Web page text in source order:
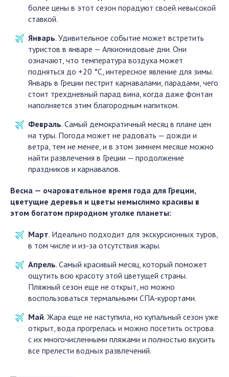
более цены в этот сезон порадуют своей невысокой
ставкой.
Январь. Удивительное событие может встретить
туристов в январе — Алкионидовые дни. Они
означают, что температура воздуха может
подняться до +20 °С, интересное явление для зимы.
Январь в Греции пестрит карнавалами, парадами, чего
стоит трехдневный парад вина, когда даже фонтан
наполняется этим благородным напитком.
Февраль. Самый демократичный месяц в плане цен
на туры. Погода может не радовать — дожди и
ветра, тем не менее, и в этом зимнем месяце можно
найти развлечения в Греции — продолжение
праздников и карнавалов.
Весна — очаровательное время года для Греции,
цветущие деревья и цветы немыслимо красивы в
этом богатом природном уголке планеты:
Март. Идеально подходит для экскурсионных туров,
в том числе и из-за отсутствия жары.
Апрель. Самый красивый месяц, который поможет
ощутить всю красоту этой цветущей страны.
Пляжный сезон еще не открыт, но можно
воспользоваться термальными СПА-курортами.
Май. Жара еще не наступила, но купальный сезон уже
открыт, вода прогрелась и можно посетить острова
с их многочисленными пляжами и полностью вкусить
все прелести водных развлечений.